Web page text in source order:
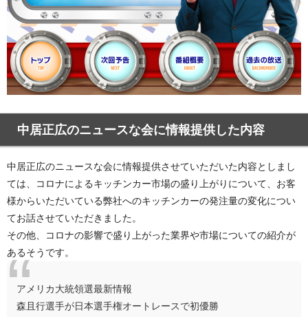
中居正広のニュースな会に情報提供した内容
中居正広のニュースな会に情報提供させていただいた内容としまし
ては、コロナによるキッチンカー市場の盛り上がりについて、お客
様からいただいている弊社へのキッチンカーの発注量の変化につい
てお話させていただきました。
その他、コロナの影響で盛り上がった業界や市場についての紹介が
あるそうです。
アメリカ大統領選最新情報
森且行選手が日本選手権オートレースで初優勝